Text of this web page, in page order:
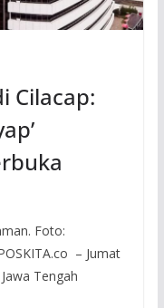
Cilacap:
Foto:
– Jumat
Tengah